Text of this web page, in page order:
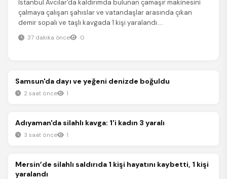
İstanbul Avcılar'da kaldırımda bulunan çamaşır makinesini
çalmaya çalışan şahıslar ve vatandaşlar arasında çıkan
demir sopalı ve taşlı kavgada 1 kişi yaralandı....
37 dakika önce 0
Gündem
Samsun'da dayı ve yeğeni denizde boğuldu
2 saat önce 1
Gündem
Adıyaman'da silahlı kavga: 1'i kadın 3 yaralı
3 saat önce 1
Gündem
Mersin’de silahlı saldırıda 1 kişi hayatını kaybetti, 1 kişi
yaralandı